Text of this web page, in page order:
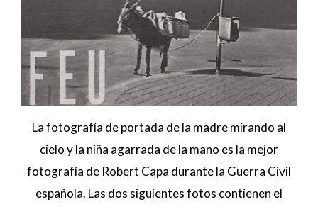
La fotografía de portada de la madre mirando al
cielo y la niña agarrada de la mano es la mejor
fotografía de Robert Capa durante la Guerra Civil
española. Las dos siguientes fotos contienen el